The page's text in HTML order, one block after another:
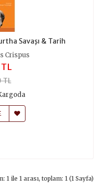
Savaşı & Tarih
Crispus
TL
1 ile 1 arası, toplam: 1 (1 Sayfa)